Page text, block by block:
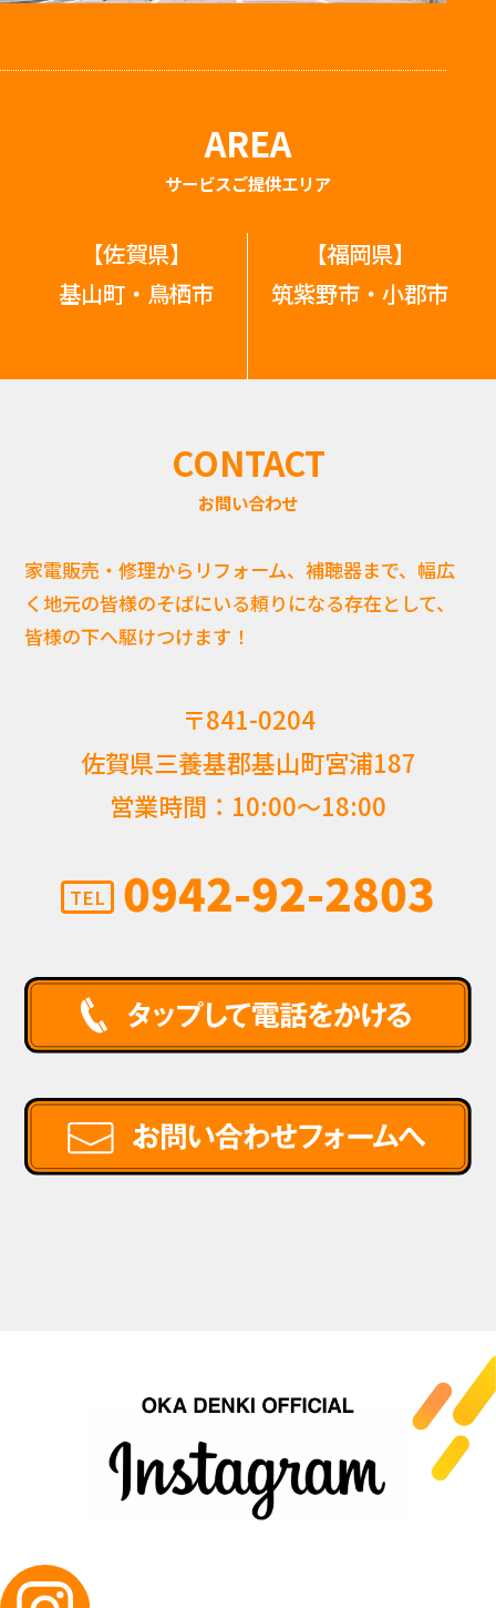
AREA
サービスご提供エリア
【佐賀県】
基山町・鳥栖市
【福岡県】
筑紫野市・小郡市
CONTACT
お問い合わせ
家電販売・修理からリフォーム、補聴器まで、幅広
く地元の皆様のそばにいる頼りになる存在として、
皆様の下へ駆けつけます！
〒841-0204
佐賀県三養基郡基山町宮浦187
営業時間：10:00〜18:00
0942-92-2803